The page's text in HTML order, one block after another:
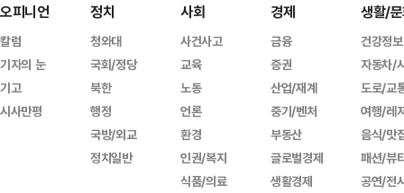
오피니언
칼럼
기자의 눈
기고
시사만평
정치
청와대
국회/정당
북한
행정
국방/외교
정치일반
사회
사건사고
교육
노동
언론
환경
인권/복지
식품/의료
경제
금융
증권
산업/재계
중기/벤처
부동산
글로벌경제
생활경제
생활/
건강정보
자동차/
도로/교
여행/레
음식/맛
패션/뷰
공연/전